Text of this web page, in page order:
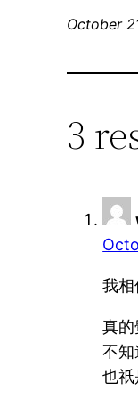
October
3
我
真
不
也祇